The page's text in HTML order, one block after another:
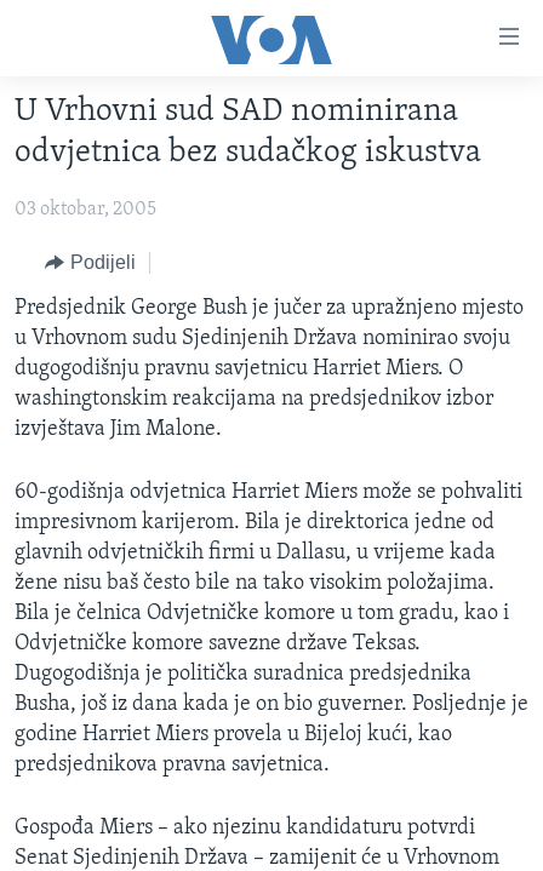
glavni
sadržaj
na
navigaciju
Idi
na
pretragu
VIDEO
FOTOGRAFIJE DANA
VIJESTI
SJEDINJENE AMERIČKE DRŽAVE
BOSNA I HERCEGOVINA
SVIJET
NAUKA I TEHNOLOGIJA
SPECIJALNI PROJEKTI
KORUPCIJA
SLOBODA MEDIJA
ŽENSKA STRANA
IZBJEGLIČKA STRANA
MAGAZIN
O GLASU AMERIKE
Learning English
PRATITE NAS
Jezici
U Vrhovni sud SAD nominirana
odvjetnica bez sudačkog iskustva
03 oktobar, 2005
Podijeli
Predsjednik George Bush je jučer za upražnjeno mjesto
u Vrhovnom sudu Sjedinjenih Država nominirao svoju
dugogodišnju pravnu savjetnicu Harriet Miers. O
washingtonskim reakcijama na predsjednikov izbor
izvještava Jim Malone.
60-godišnja odvjetnica Harriet Miers može se pohvaliti
impresivnom karijerom. Bila je direktorica jedne od
glavnih odvjetničkih firmi u Dallasu, u vrijeme kada
žene nisu baš često bile na tako visokim položajima.
Bila je čelnica Odvjetničke komore u tom gradu, kao i
Odvjetničke komore savezne države Teksas.
Dugogodišnja je politička suradnica predsjednika
Busha, još iz dana kada je on bio guverner. Posljednje je
godine Harriet Miers provela u Bijeloj kući, kao
predsjednikova pravna savjetnica.
Gospođa Miers – ako njezinu kandidaturu potvrdi
Senat Sjedinjenih Država – zamijenit će u Vrhovnom